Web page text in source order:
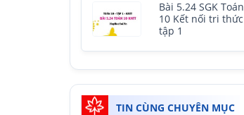
Bài 5.24 SGK Toán
10 Kết nối tri thức
tập 1
TIN CÙNG CHUYÊN MỤC